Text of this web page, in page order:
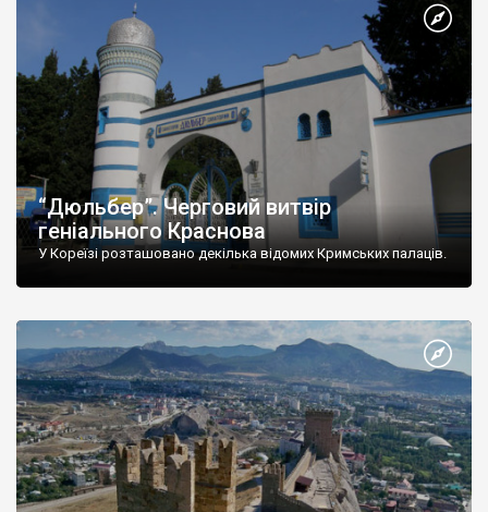
“Дюльбер”. Черговий витвір
геніального Краснова
У Кореїзі розташовано декілька відомих Кримських палаців.